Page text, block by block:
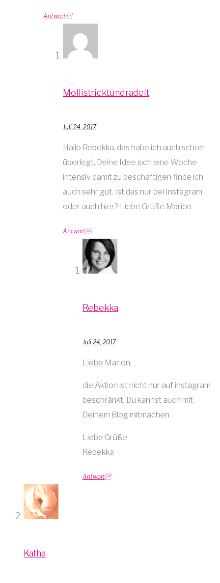
Antwort
Mollistricktundradelt
Juli 24, 2017
Hallo Rebekka, das habe ich auch schon
überlegt, Deine Idee sich eine Woche
intensiv damit zu beschäftigen finde ich
auch sehr gut. Ist das nur bei Instagram
oder auch hier? Liebe Grüße Marion
Antwort
Rebekka
Juli 24, 2017
Liebe Marion,
die Aktion ist nicht nur auf instagram
beschränkt, Du kannst auch mit
Deinem Blog mitmachen.
Liebe Grüße
Rebekka
Antwort
Katha